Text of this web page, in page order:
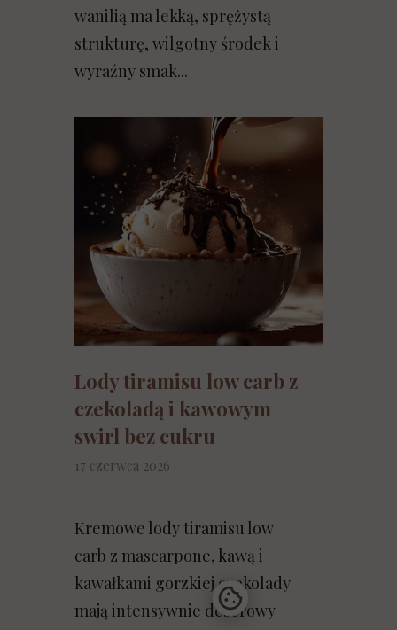
wanilią ma lekką, sprężystą
strukturę, wilgotny środek i
wyraźny smak...
Lody tiramisu low carb z
czekoladą i kawowym
swirl bez cukru
17 czerwca 2026
Kremowe lody tiramisu low
carb z mascarpone, kawą i
kawałkami gorzkiej czekolady
mają intensywnie deserowy